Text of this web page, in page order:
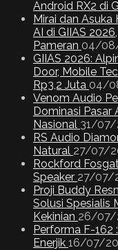
Android RX2 di
Mirai dan Asuka
AI di GIIAS
Pameran 04/
GIIAS 2026:
Door, Mobile
Rp3,2 Juta 04/
Venom Audio
Dominasi
Nasional 31/07/
RS Audio
Natural 27/07/
Rockford
Speaker 27/07/
Proji Buddy
Solusi Spesialis
Kekinian 26/07/
Performa F-162
Enerjik 16/07/